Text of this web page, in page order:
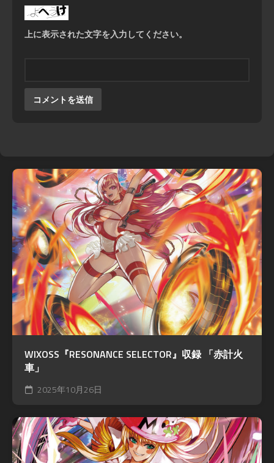
上に表示された文字を入力してください。
WIXOSS『RESONANCE SELECTOR』収録 「赤計火
車」
2025年10月26日